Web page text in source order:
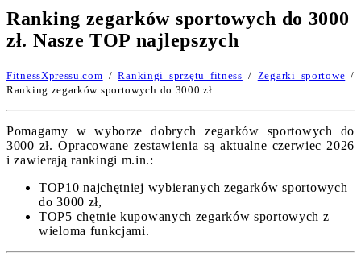
Ranking zegarków sportowych do 3000
zł. Nasze TOP najlepszych
FitnessXpressu.com /Rankingi sprzętu fitness / Zegarki sportowe /
Ranking zegarków sportowych do 3000 zł
Pomagamy w wyborze dobrych zegarków sportowych do
3000 zł. Opracowane zestawienia są aktualne czerwiec 2026
i zawierają rankingi m.in.:
TOP10 najchętniej wybieranych zegarków sportowych
do 3000 zł,
TOP5 chętnie kupowanych zegarków sportowych z
wieloma funkcjami.